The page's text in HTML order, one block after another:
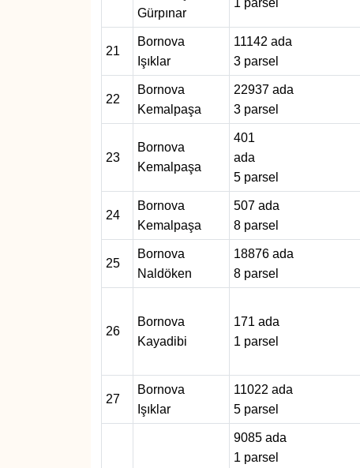
Gürpınar
21
Bornova
Işıklar
11142 ada
3 parsel
22
Bornova
Kemalpaşa
22937 ada
3 parsel
23
Bornova
Kemalpaşa
401
ada
5 parsel
24
Bornova
Kemalpaşa
507 ada
8 parsel
25
Bornova
Naldöken
18876 ada
8 parsel
26
Bornova
Kayadibi
171 ada
1 parsel
27
Bornova
Işıklar
11022 ada
5 parsel
9085 ada
1 parsel